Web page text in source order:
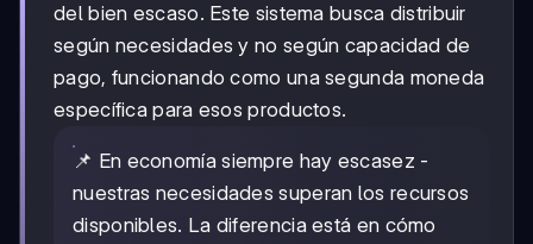
del bien escaso. Este sistema busca distribuir
según necesidades y no según capacidad de
pago, funcionando como una segunda moneda
específica para esos productos.
📌 En economía siempre hay escasez -
nuestras necesidades superan los recursos
disponibles. La diferencia está en cómo